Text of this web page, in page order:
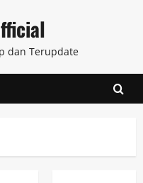
dan Terupdate